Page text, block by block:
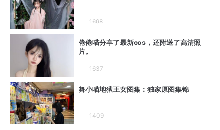
1698
倦倦喵分享了最新cos，还附送了高清照
片。
1637
舞小喵地狱王女图集：独家原图集锦
1409